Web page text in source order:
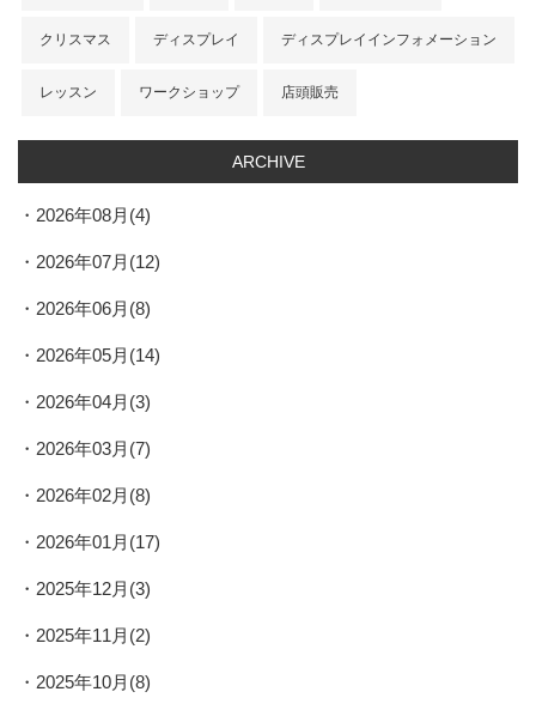
クリスマス ディスプレイ ディスプレイインフォメーション
レッスン ワークショップ 店頭販売
ARCHIVE
2026年08月(4)
2026年07月(12)
2026年06月(8)
2026年05月(14)
2026年04月(3)
2026年03月(7)
2026年02月(8)
2026年01月(17)
2025年12月(3)
2025年11月(2)
2025年10月(8)